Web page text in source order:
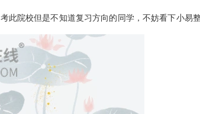
此院校但是不知道复习方向的同学，不妨看下小易